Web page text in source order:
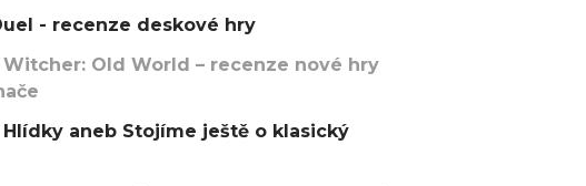
- recenze deskové hry
Witcher: Old World – recenze nové hry
Hlídky aneb Stojíme ještě o klasický